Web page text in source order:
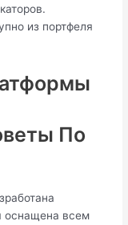
из портфеля
По
оснащена всем